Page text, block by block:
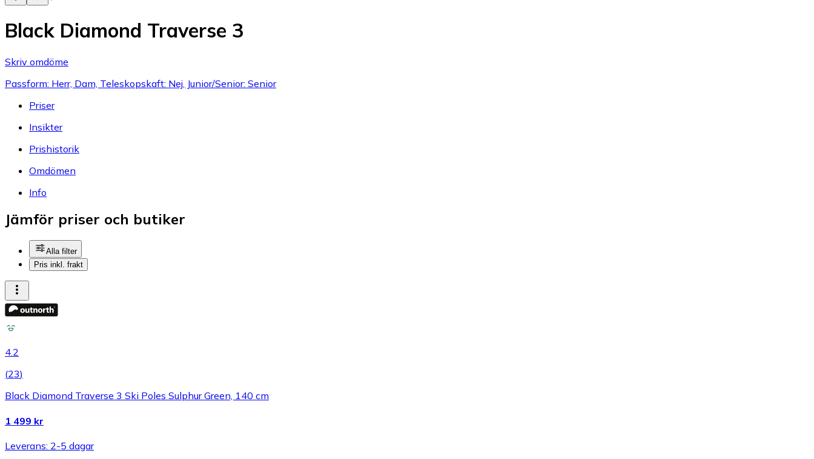
Black Diamond Traverse 3
Skriv omdöme
Passform: Herr, Dam, Teleskopskaft: Nej, Junior/Senior: Senior
Priser
Insikter
Prishistorik
Omdömen
Info
Jämför priser och butiker
Alla filter
Pris inkl. frakt
4.2
(23)
Black Diamond Traverse 3 Ski Poles Sulphur Green, 140 cm
1 499 kr
Leverans: 2-5 dagar